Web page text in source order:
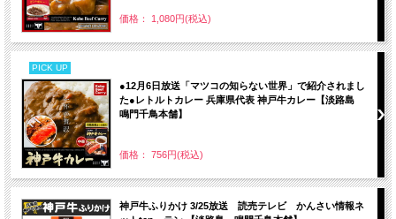
価格： 1,080円(税込)
PICK UP
●12月6日放送「マツコの知らない世界」で紹介されまし
た●レトルトカレー 兵庫県代表 神戸牛カレー【淡路島
鳴門千鳥本舗】
価格： 756円(税込)
神戸牛ふりかけ 3/25放送 読売テレビ かんさい情報ネ